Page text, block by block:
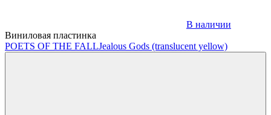
В наличии
Виниловая пластинка
POETS OF THE FALLJealous Gods (translucent yellow)